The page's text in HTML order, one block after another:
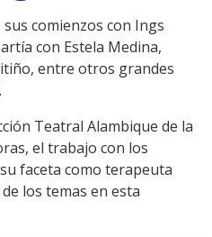
Link
comienzos con Ings
con Estela Medina,
entre otros grandes
Teatral Alambique de la
el trabajo con los
faceta como terapeuta
los temas en esta